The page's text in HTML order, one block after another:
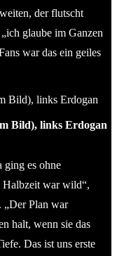
der flutscht
glaube im Ganzen
war das ein geiles
Bild), links Erdogan
ging es ohne
Halbzeit war wild“,
„Der Plan war
halt, wenn sie das
Das ist uns erste